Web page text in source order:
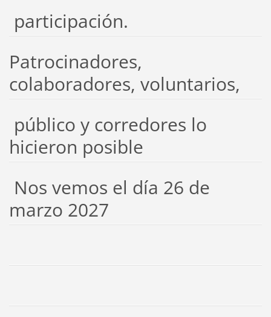
participación.
Patrocinadores,
colaboradores, voluntarios,
público y corredores lo
hicieron posible
Nos vemos el día 26 de
marzo 2027